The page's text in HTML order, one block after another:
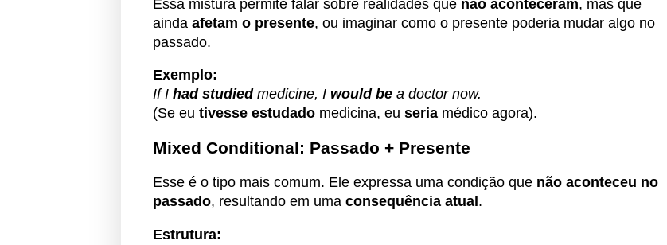
Essa mistura permite falar sobre realidades que não aconteceram, mas que
ainda afetam o presente, ou imaginar como o presente poderia mudar algo no
passado.
Exemplo:
If I had studiedmedicine, I would be a doctor now.
(Se eu tivesse estudado medicina, eu seria médico agora).
Mixed Conditional: Passado + Presente
Esse é o tipo mais comum. Ele expressa uma condição que não aconteceu no
passado, resultando em uma consequência atual .
Estrutura: